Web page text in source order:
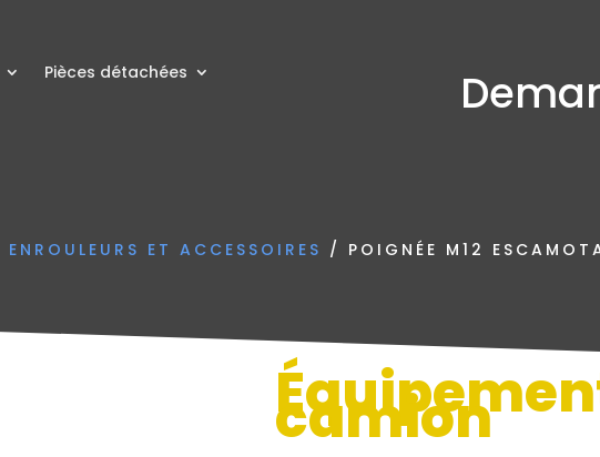
Pièces détachées
ENROULEURS ET ACCESSOIRES / POIGNÉE M12
camion